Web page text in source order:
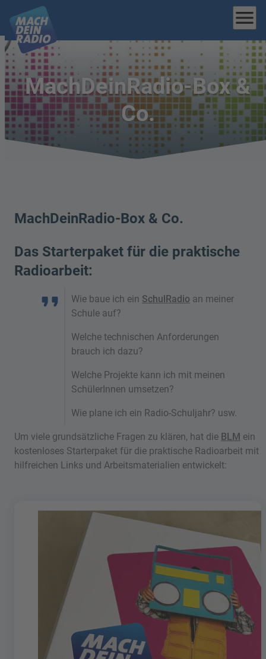
menu
MachDeinRadio-Box &
Co.
MachDeinRadio-Box & Co.
Das Starterpaket für die praktische
Radioarbeit:
Wie baue ich ein SchulRadio an meiner
Schule auf?
Welche technischen Anforderungen
brauch ich dazu?
Welche Projekte kann ich mit meinen
SchülerInnen umsetzen?
Wie plane ich ein Radio-Schuljahr? usw.
Um viele grundsätzliche Fragen zu klären, hat die BLM ein
kostenloses Starterpaket für die praktische Radioarbeit mit
hilfreichen Links und Arbeitsmaterialien entwickelt: